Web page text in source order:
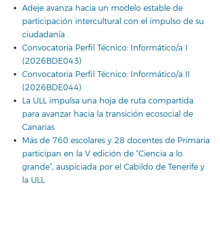
Adeje avanza hacia un modelo estable de
participación intercultural con el impulso de su
ciudadanía
Convocatoria Perfil Técnico: Informático/a I
(2026BDE043)
Convocatoria Perfil Técnico: Informático/a II
(2026BDE044)
La ULL impulsa una hoja de ruta compartida
para avanzar hacia la transición ecosocial de
Canarias
Más de 760 escolares y 28 docentes de Primaria
participan en la V edición de “Ciencia a lo
grande”, auspiciada por el Cabildo de Tenerife y
la ULL